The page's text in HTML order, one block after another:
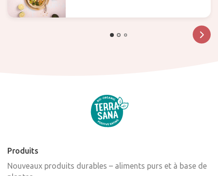
Produits
Nouveaux produits durables – aliments purs et à base de